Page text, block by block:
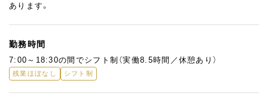
あります。
勤務時間
7:00～18:30の間でシフト制（実働8.5時間／休憩あり）
残業ほぼなし シフト制